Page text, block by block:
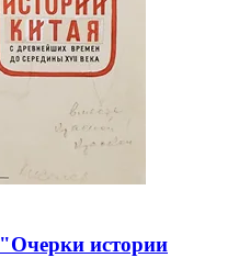
истории